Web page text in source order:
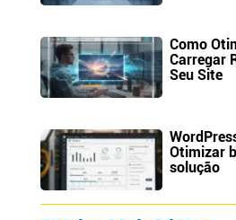
Como
Carregar
Seu Site
Otimizar
solução